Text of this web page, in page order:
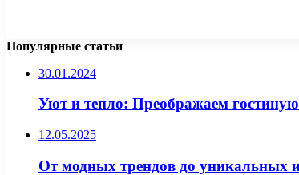
Популярные статьи
30.01.2024
Уют и тепло: Преображаем
12.05.2025
От модных трендов до уникальных